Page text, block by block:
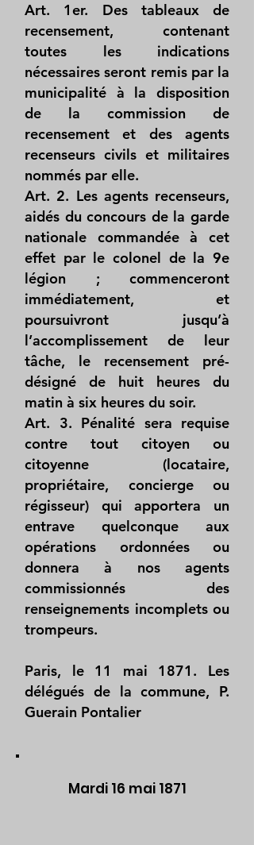
Art. 1er. Des tableaux de
recensement, contenant
toutes les indications
nécessaires seront remis par la
municipalité à la disposition
de la commission de
recensement et des agents
recenseurs civils et militaires
nommés par elle.
Art. 2. Les agents recenseurs,
aidés du concours de la garde
nationale commandée à cet
effet par le colonel de la 9e
légion ; commenceront
immédiatement, et
poursuivront jusqu’à
l’accomplissement de leur
tâche, le recensement pré-
désigné de huit heures du
matin à six heures du soir.
Art. 3. Pénalité sera requise
contre tout citoyen ou
citoyenne (locataire,
propriétaire, concierge ou
régisseur) qui apportera un
entrave quelconque aux
opérations ordonnées ou
donnera à nos agents
commissionnés des
renseignements incomplets ou
trompeurs.
Paris, le 11 mai 1871. Les
délégués de la commune, P.
Guerain Pontalier
Mardi 16 mai 1871